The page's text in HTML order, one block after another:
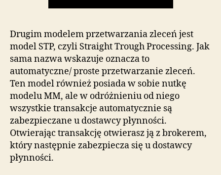
Drugim modelem przetwarzania zleceń jest
model STP, czyli Straight Trough Processing. Jak
sama nazwa wskazuje oznacza to
automatyczne/ proste przetwarzanie zleceń.
Ten model również posiada w sobie nutkę
modelu MM, ale w odróżnieniu od niego
wszystkie transakcje automatycznie są
zabezpieczane u dostawcy płynności.
Otwierając transakcję otwierasz ją z brokerem,
który następnie zabezpiecza się u dostawcy
płynności.